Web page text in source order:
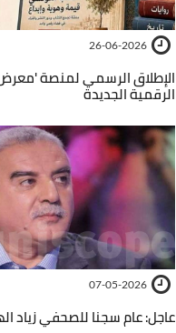
26-06-2026
الإطلاق الرسمي لمنصة
الرقمية الجديدة
07-05-2026
عاجل: عام سجنا للصحفي زياد